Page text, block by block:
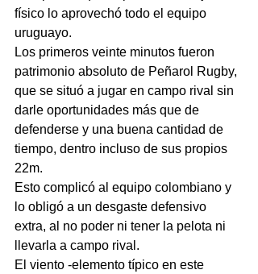
físico lo aprovechó todo el equipo
uruguayo.
Los primeros veinte minutos fueron
patrimonio absoluto de Peñarol Rugby,
que se situó a jugar en campo rival sin
darle oportunidades más que de
defenderse y una buena cantidad de
tiempo, dentro incluso de sus propios
22m.
Esto complicó al equipo colombiano y
lo obligó a un desgaste defensivo
extra, al no poder ni tener la pelota ni
llevarla a campo rival.
El viento -elemento típico en este